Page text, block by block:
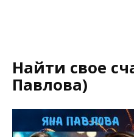
Найти свое
Павлова)